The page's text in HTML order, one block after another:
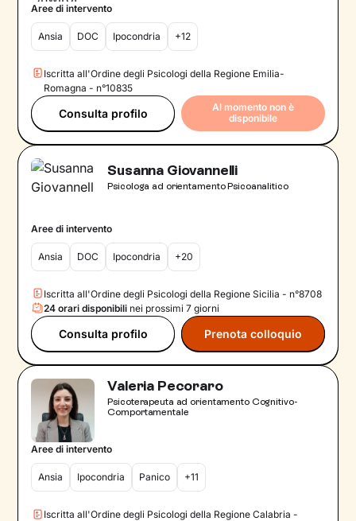
Aree di intervento
Ansia DOC Ipocondria +12
Iscritta all'Ordine degli Psicologi della Regione Emilia-
Romagna - n°10835
Consulta profilo
Al momento non è
disponibile
Susanna Giovannelli
Psicologa ad orientamento Psicoanalitico
Aree di intervento
Ansia DOC Ipocondria +20
Iscritta all'Ordine degli Psicologi della Regione Sicilia - n°8708
24 orari disponibili nei prossimi 7 giorni
Consulta profilo Prenota colloquio
Valeria Pecoraro
Psicoterapeuta ad orientamento Cognitivo-
Comportamentale
Aree di intervento
Ansia Ipocondria Panico +11
Iscritta all'Ordine degli Psicologi della Regione Calabria -